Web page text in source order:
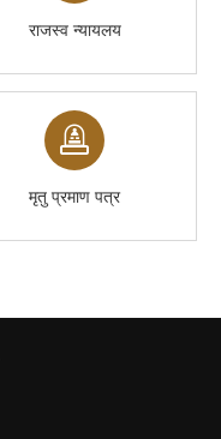
राजस्व न्यायलय
मृतु प्रमाण पत्र